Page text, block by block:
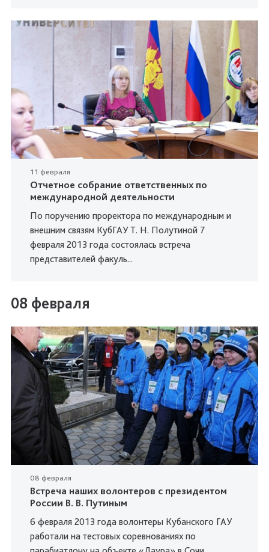
11 февраля
Отчетное собрание ответственных по
международной деятельности
По поручению проректора по международным и
внешним связям КубГАУ Т. Н. Полутиной 7
февраля 2013 года состоялась встреча
представителей факуль...
08 февраля
08 февраля
Встреча наших волонтеров с президентом
России В. В. Путиным
6 февраля 2013 года волонтеры Кубанского ГАУ
работали на тестовых соревнованиях по